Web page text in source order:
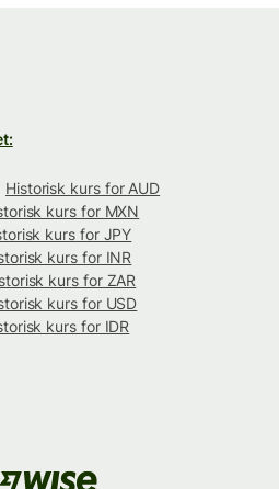
Historisk kurs for AUD
kurs for MXN
kurs for JPY
kurs for INR
kurs for ZAR
kurs for USD
kurs for IDR